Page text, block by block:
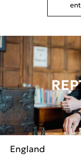
England